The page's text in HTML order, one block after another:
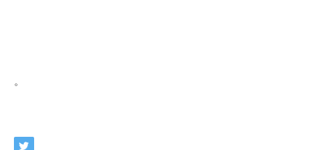
。